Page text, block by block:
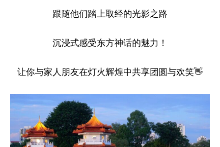
跟随他们踏上取经的光影之路
沉浸式感受东方神话的魅力！
让你与家人朋友在灯火辉煌中共享团圆与欢笑👋